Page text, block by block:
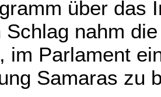
über das
Schlag nahm
im Parlament
Samaras zu